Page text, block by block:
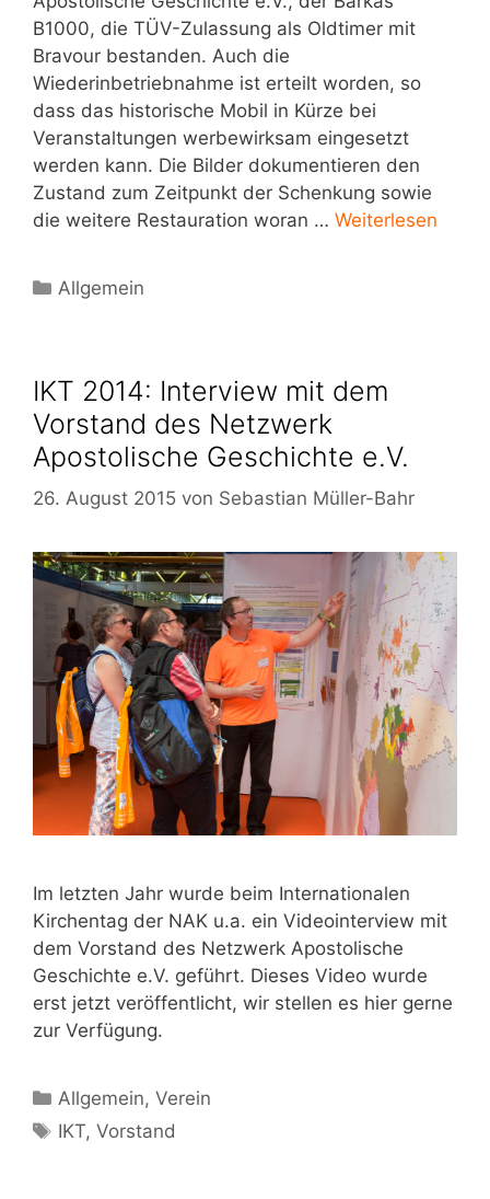
B1000, die TÜV-Zulassung als Oldtimer mit
Bravour bestanden. Auch die
Wiederinbetriebnahme ist erteilt worden, so
dass das historische Mobil in Kürze bei
Veranstaltungen werbewirksam eingesetzt
werden kann. Die Bilder dokumentieren den
Zustand zum Zeitpunkt der Schenkung sowie
die weitere Restauration woran … Weiterlesen
Kategorien
Allgemein
IKT 2014: Interview mit dem
Vorstand des Netzwerk
Apostolische Geschichte e.V.
26. August 2015 von Sebastian Müller-Bahr
Im letzten Jahr wurde beim Internationalen
Kirchentag der NAK u.a. ein Videointerview mit
dem Vorstand des Netzwerk Apostolische
Geschichte e.V. geführt. Dieses Video wurde
erst jetzt veröffentlicht, wir stellen es hier gerne
zur Verfügung.
Kategorien
Allgemein,Verein
Schlagwörter
IKT,Vorstand